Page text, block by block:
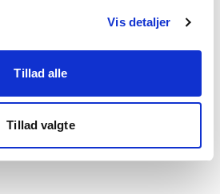
Vis detaljer
Tillad alle
Tillad valgte